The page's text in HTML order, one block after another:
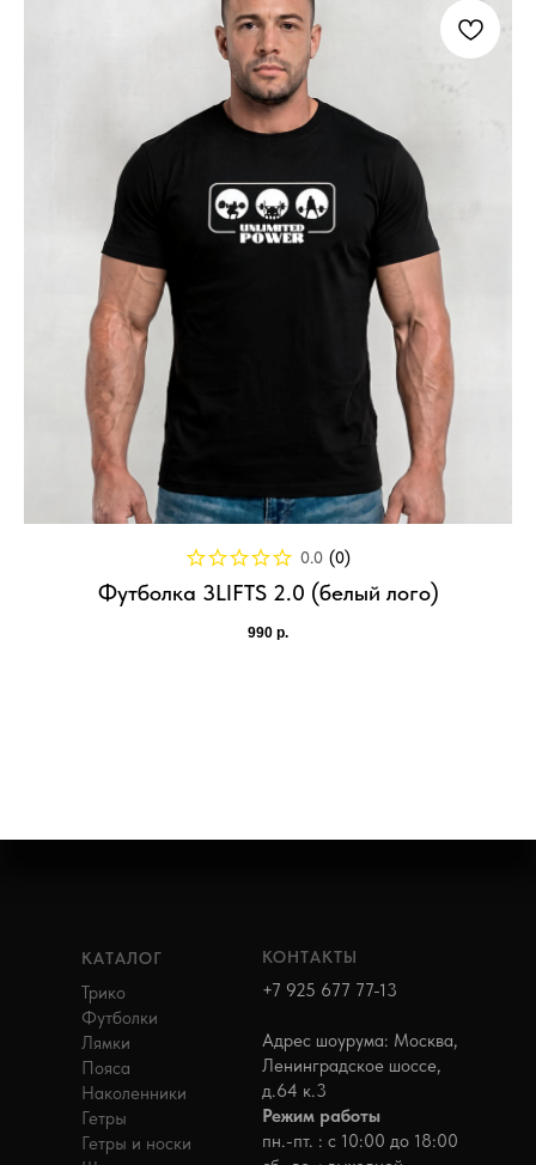
0.0 (0)
Футболка 3LIFTS 2.0 (белый лого)
990 р.
КАТАЛОГ
Трико
Футболки
Лямки
Пояса
Наколенники
Гетры
Гетры и носки
КОНТАКТЫ
+7 925 677 77-13
Адрес шоурума: Москва,
Ленинградское шоссе,
д.64 к.3
Режим работы
пн.-пт. : с 10:00 до 18:00